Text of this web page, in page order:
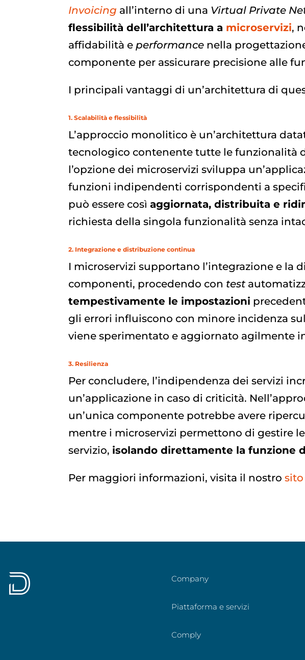
Invoicing all’interno di una Virtual Private
flessibilità dell’architettura a microservizi,
affidabilità eperformance nella
componente per assicurare precisione alle
I principali vantaggi di un’architettura di
1. Scalabilità e flessibilità
L’approccio monolitico è un’architettura
tecnologico contenente tutte le funzionalità
l’opzione dei microservizi sviluppa
funzioni indipendenti corrispondenti a
può essere cosìaggiornata, distribuita e
richiesta della singola funzionalità senza
2. Integrazione e distribuzione continua
I microservizi supportano l’integrazione e la
componenti, procedendo con test
tempestivamente le impostazioni
gli errori influiscono con minore incidenza
viene sperimentato e aggiornato agilmente
3. Resilienza
Per concludere, l’indipendenza dei servizi
un’applicazione in caso di criticità.
un’unica componente potrebbe avere
mentre i microservizi permettono di gestire
servizio, isolando direttamente la funzione
Per maggiori informazioni, visita il nostrosito
Company
Piattaforma e servizi
Comply